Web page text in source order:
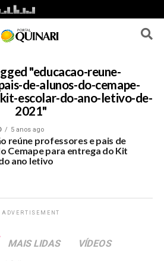
"educacao-reune-
de-alunos-do-cemape-
escolar-do-ano-letivo-de-
2021"
5 anos ago
reúne professores e pais de
Cemape para entrega do Kit
ano letivo
ADVERTISEMENT
MAIS LIDAS VÍDEOS